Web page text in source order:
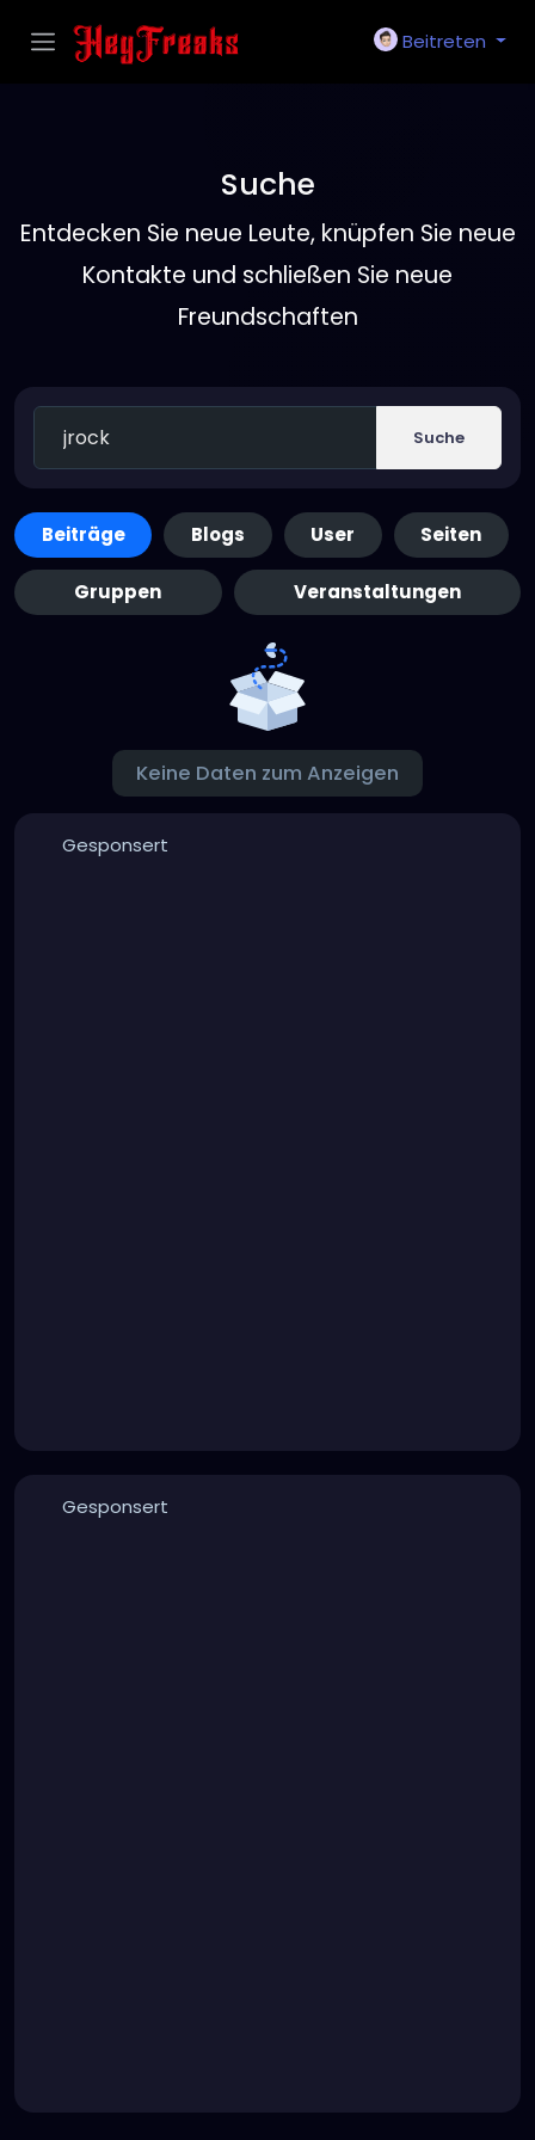
Beitreten
Suche
Entdecken Sie neue Leute, knüpfen Sie neue
Kontakte und schließen Sie neue
Freundschaften
Suche
Beiträge Blogs User Seiten
Gruppen Veranstaltungen
Keine Daten zum Anzeigen
Gesponsert
Gesponsert